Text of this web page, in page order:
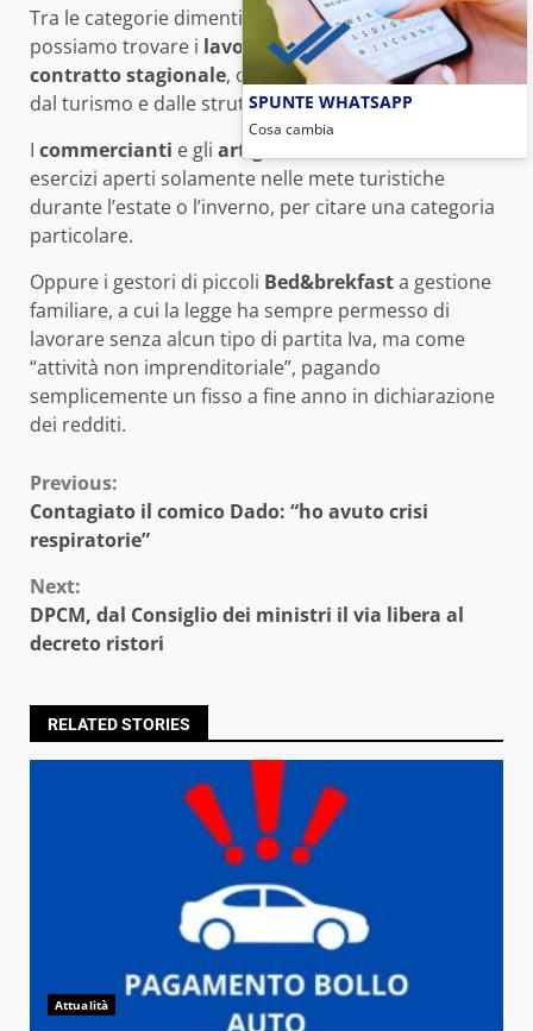
Tra le categorie dimenticate dagli aiuti economici
possiamo trovare i lavoratori con
contratto stagionale, che operano in ambiti diversi
dal turismo e dalle strutture termali.
I commercianti e gli artigiani
esercizi aperti solamente nelle mete turistiche
durante l’estate o l’inverno, per citare una categoria
particolare.
Oppure i gestori di piccoli Bed&brekfasta gestione
familiare, a cui la legge ha sempre permesso di
lavorare senza alcun tipo di partita Iva, ma come
“attività non imprenditoriale”, pagando
semplicemente un fisso a fine anno in dichiarazione
dei redditi.
Continue
Reading
Previous:
Contagiato il comico Dado: “ho avuto crisi
respiratorie”
Next:
DPCM, dal Consiglio dei ministri il via libera al
decreto ristori
RELATED STORIES
Attualità
SPUNTE WHATSAPP
Cosa cambia